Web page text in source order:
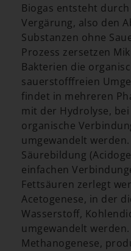
Biogas entsteht
Vergärung, also den
Substanzen ohne
Prozess zersetzen
Bakterien die
sauerstofffreien
findet in mehreren
mit der Hydrolyse,
organische
umgewandelt
Säurebildung
einfachen
Fettsäuren zerlegt
Acetogenese, in der
Wasserstoff,
umgewandelt
Methanogenese,